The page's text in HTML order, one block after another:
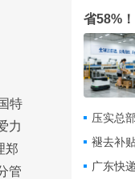
特
力
郑
管
省58%
压实总